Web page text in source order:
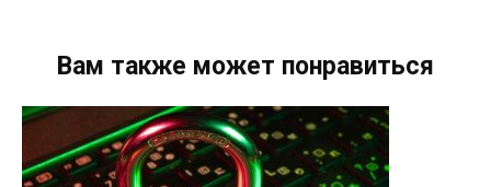
Вам также может понравиться